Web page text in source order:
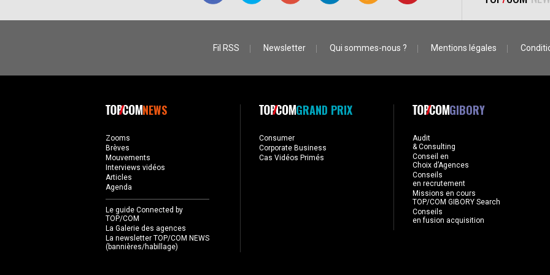
Fil RSS Newsletter Qui sommes-nous ? Mentions légales
NEWS
Zooms
Brèves
Mouvements
Interviews vidéos
Articles
Agenda
Le guide Connected by
TOP/COM
La Galerie des agences
La newsletter TOP/COM NEWS
(bannières/habillage)
GRAND PRIX
Consumer
Corporate Business
Cas Vidéos Primés
GIBORY
Audit
& Consulting
Conseil en
Choix d’Agences
Conseils
en recrutement
Missions en cours
TOP/COM GIBORY Search
Conseils
en fusion acquisition